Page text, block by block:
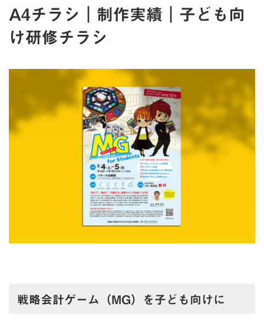
A4チラシ｜制作実績｜子ども向
け研修チラシ
戦略会計ゲーム（MG）を子ども向けに